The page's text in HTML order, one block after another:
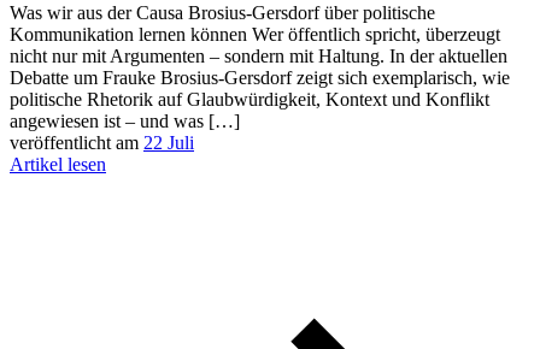
Was wir aus der Causa Brosius-Gersdorf über politische
Kommunikation lernen können Wer öffentlich spricht, überzeugt
nicht nur mit Argumenten – sondern mit Haltung. In der aktuellen
Debatte um Frauke Brosius-Gersdorf zeigt sich exemplarisch, wie
politische Rhetorik auf Glaubwürdigkeit, Kontext und Konflikt
angewiesen ist – und was […]
veröffentlicht am 22 Juli
Artikel lesen